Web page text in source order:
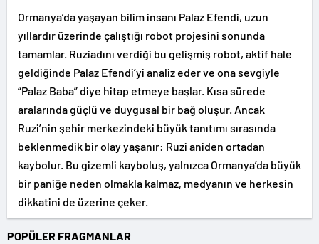
Ormanya’da yaşayan bilim insanı Palaz Efendi, uzun
yıllardır üzerinde çalıştığı robot projesini sonunda
tamamlar. Ruziadını verdiği bu gelişmiş robot, aktif hale
geldiğinde Palaz Efendi’yi analiz eder ve ona sevgiyle
“Palaz Baba” diye hitap etmeye başlar. Kısa sürede
aralarında güçlü ve duygusal bir bağ oluşur. Ancak
Ruzi’nin şehir merkezindeki büyük tanıtımı sırasında
beklenmedik bir olay yaşanır: Ruzi aniden ortadan
kaybolur. Bu gizemli kayboluş, yalnızca Ormanya’da büyük
bir paniğe neden olmakla kalmaz, medyanın ve herkesin
dikkatini de üzerine çeker.
POPÜLER FRAGMANLAR